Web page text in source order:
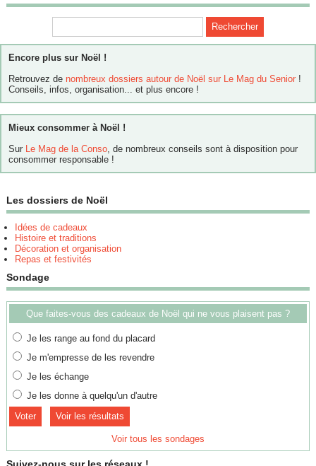
Encore plus sur Noël !
Retrouvez de nombreux dossiers autour de Noël sur Le Mag du Senior !
Conseils, infos, organisation... et plus encore !
Mieux consommer à Noël !
Sur
Le Mag de la Conso , de nombreux conseils sont à disposition pour
consommer responsable !
Les dossiers de Noël
Idées de cadeaux
Histoire et traditions
Décoration et organisation
Repas et festivités
Sondage
Que faites-vous des cadeaux de Noël qui ne vous plaisent pas ?
Je les range au fond du placard
Je m'empresse de les revendre
Je les échange
Je les donne à quelqu'un d'autre
Voir les résultats
Voir tous les sondages
Suivez-nous sur les réseaux !